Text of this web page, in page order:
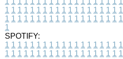
1 1 1 1 1 1 1 1 1 1 1 1 1 1 1 1 1 1 1
1 1 1 1 1 1 1 1 1 1 1 1 1 1 1 1 1 1 1
1
SPOTIFY:
1 1 1 1 1 1 1 1 1 1 1 1 1 1 1 1 1 1 1
1 1 1 1 1 1 1 1 1 1 1 1 1 1 1 1 1 1 1